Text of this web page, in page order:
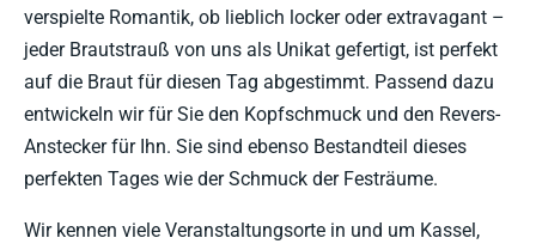
verspielte Romantik, ob lieblich locker oder extravagant –
jeder Brautstrauß von uns als Unikat gefertigt, ist perfekt
auf die Braut für diesen Tag abgestimmt. Passend dazu
entwickeln wir für Sie den Kopfschmuck und den Revers-
Anstecker für Ihn. Sie sind ebenso Bestandteil dieses
perfekten Tages wie der Schmuck der Festräume.
Wir kennen viele Veranstaltungsorte in und um Kassel,